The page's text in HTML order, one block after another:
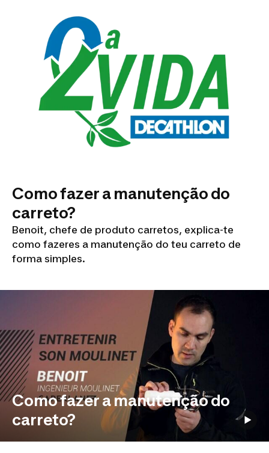
Como fazer a manutenção do
carreto?
Benoit, chefe de produto carretos, explica-te
como fazeres a manutenção do teu carreto de
forma simples.
Como fazer a manutenção do
carreto?